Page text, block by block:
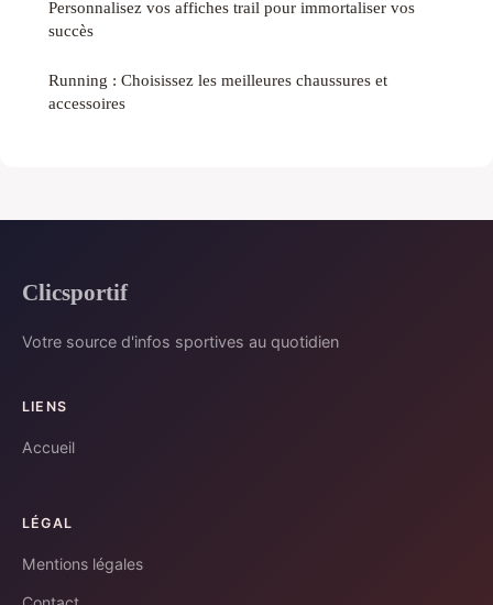
Personnalisez vos affiches trail pour immortaliser vos
succès
Running : Choisissez les meilleures chaussures et
accessoires
Clicsportif
Votre source d'infos sportives au quotidien
LIENS
Accueil
LÉGAL
Mentions légales